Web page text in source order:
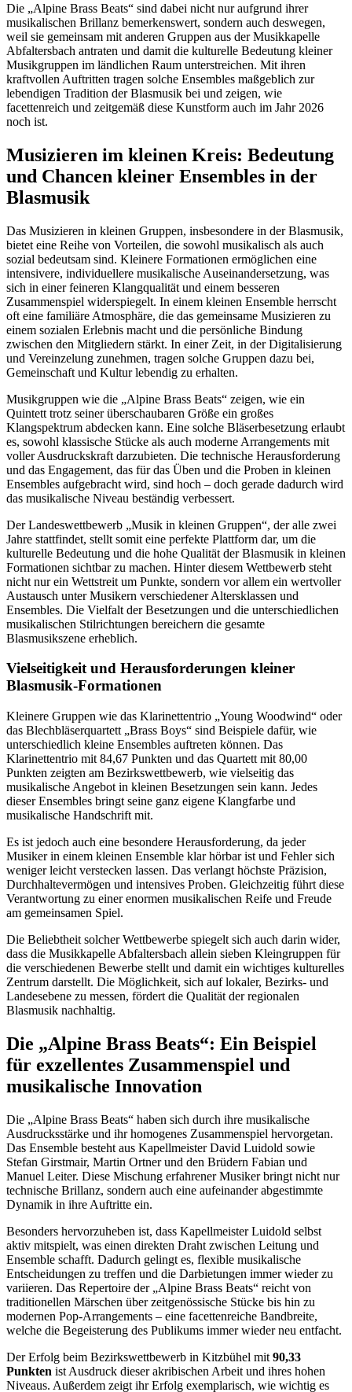
Die „Alpine Brass Beats“ sind dabei nicht nur aufgrund ihrer
musikalischen Brillanz bemerkenswert, sondern auch deswegen,
weil sie gemeinsam mit anderen Gruppen aus der Musikkapelle
Abfaltersbach antraten und damit die kulturelle Bedeutung kleiner
Musikgruppen im ländlichen Raum unterstreichen. Mit ihren
kraftvollen Auftritten tragen solche Ensembles maßgeblich zur
lebendigen Tradition der Blasmusik bei und zeigen, wie
facettenreich und zeitgemäß diese Kunstform auch im Jahr 2026
noch ist.
Musizieren im kleinen Kreis: Bedeutung
und Chancen kleiner Ensembles in der
Blasmusik
Das Musizieren in kleinen Gruppen, insbesondere in der Blasmusik,
bietet eine Reihe von Vorteilen, die sowohl musikalisch als auch
sozial bedeutsam sind. Kleinere Formationen ermöglichen eine
intensivere, individuellere musikalische Auseinandersetzung, was
sich in einer feineren Klangqualität und einem besseren
Zusammenspiel widerspiegelt. In einem kleinen Ensemble herrscht
oft eine familiäre Atmosphäre, die das gemeinsame Musizieren zu
einem sozialen Erlebnis macht und die persönliche Bindung
zwischen den Mitgliedern stärkt. In einer Zeit, in der Digitalisierung
und Vereinzelung zunehmen, tragen solche Gruppen dazu bei,
Gemeinschaft und Kultur lebendig zu erhalten.
Musikgruppen wie die „Alpine Brass Beats“ zeigen, wie ein
Quintett trotz seiner überschaubaren Größe ein großes
Klangspektrum abdecken kann. Eine solche Bläserbesetzung erlaubt
es, sowohl klassische Stücke als auch moderne Arrangements mit
voller Ausdruckskraft darzubieten. Die technische Herausforderung
und das Engagement, das für das Üben und die Proben in kleinen
Ensembles aufgebracht wird, sind hoch – doch gerade dadurch wird
das musikalische Niveau beständig verbessert.
Der Landeswettbewerb „Musik in kleinen Gruppen“, der alle zwei
Jahre stattfindet, stellt somit eine perfekte Plattform dar, um die
kulturelle Bedeutung und die hohe Qualität der Blasmusik in kleinen
Formationen sichtbar zu machen. Hinter diesem Wettbewerb steht
nicht nur ein Wettstreit um Punkte, sondern vor allem ein wertvoller
Austausch unter Musikern verschiedener Altersklassen und
Ensembles. Die Vielfalt der Besetzungen und die unterschiedlichen
musikalischen Stilrichtungen bereichern die gesamte
Blasmusikszene erheblich.
Vielseitigkeit und Herausforderungen kleiner
Blasmusik-Formationen
Kleinere Gruppen wie das Klarinettentrio „Young Woodwind“ oder
das Blechbläserquartett „Brass Boys“ sind Beispiele dafür, wie
unterschiedlich kleine Ensembles auftreten können. Das
Klarinettentrio mit 84,67 Punkten und das Quartett mit 80,00
Punkten zeigten am Bezirkswettbewerb, wie vielseitig das
musikalische Angebot in kleinen Besetzungen sein kann. Jedes
dieser Ensembles bringt seine ganz eigene Klangfarbe und
musikalische Handschrift mit.
Es ist jedoch auch eine besondere Herausforderung, da jeder
Musiker in einem kleinen Ensemble klar hörbar ist und Fehler sich
weniger leicht verstecken lassen. Das verlangt höchste Präzision,
Durchhaltevermögen und intensives Proben. Gleichzeitig führt diese
Verantwortung zu einer enormen musikalischen Reife und Freude
am gemeinsamen Spiel.
Die Beliebtheit solcher Wettbewerbe spiegelt sich auch darin wider,
dass die Musikkapelle Abfaltersbach allein sieben Kleingruppen für
die verschiedenen Bewerbe stellt und damit ein wichtiges kulturelles
Zentrum darstellt. Die Möglichkeit, sich auf lokaler, Bezirks- und
Landesebene zu messen, fördert die Qualität der regionalen
Blasmusik nachhaltig.
Die „Alpine Brass Beats“: Ein Beispiel
für exzellentes Zusammenspiel und
musikalische Innovation
Die „Alpine Brass Beats“ haben sich durch ihre musikalische
Ausdrucksstärke und ihr homogenes Zusammenspiel hervorgetan.
Das Ensemble besteht aus Kapellmeister David Luidold sowie
Stefan Girstmair, Martin Ortner und den Brüdern Fabian und
Manuel Leiter. Diese Mischung erfahrener Musiker bringt nicht nur
technische Brillanz, sondern auch eine aufeinander abgestimmte
Dynamik in ihre Auftritte ein.
Besonders hervorzuheben ist, dass Kapellmeister Luidold selbst
aktiv mitspielt, was einen direkten Draht zwischen Leitung und
Ensemble schafft. Dadurch gelingt es, flexible musikalische
Entscheidungen zu treffen und die Darbietungen immer wieder zu
variieren. Das Repertoire der „Alpine Brass Beats“ reicht von
traditionellen Märschen über zeitgenössische Stücke bis hin zu
modernen Pop-Arrangements – eine facettenreiche Bandbreite,
welche die Begeisterung des Publikums immer wieder neu entfacht.
Der Erfolg beim Bezirkswettbewerb in Kitzbühel mit 90,33
Punkten ist Ausdruck dieser akribischen Arbeit und ihres hohen
Niveaus. Außerdem zeigt ihr Erfolg exemplarisch, wie wichtig es